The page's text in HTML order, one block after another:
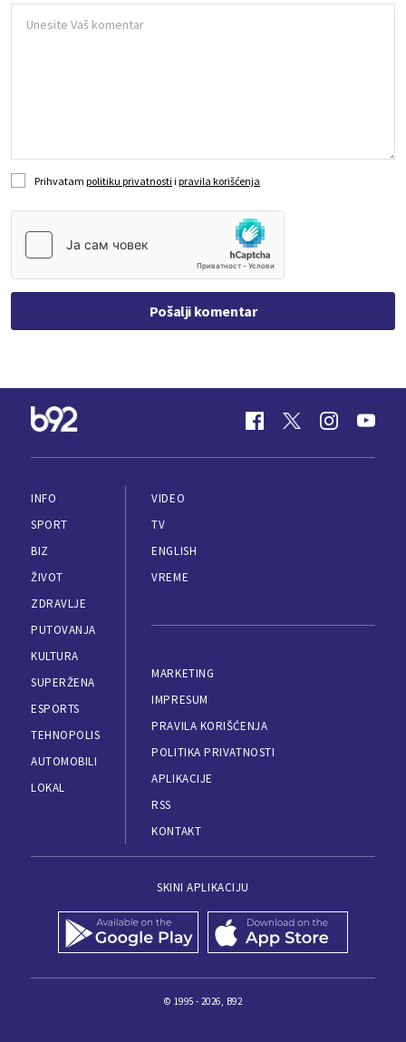
Prihvatam politiku privatnosti i pravila korišćenja
Pošalji komentar
INFO
SPORT
BIZ
ŽIVOT
ZDRAVLJE
PUTOVANJA
KULTURA
SUPERŽENA
ESPORTS
TEHNOPOLIS
AUTOMOBILI
LOKAL
VIDEO
TV
ENGLISH
VREME
MARKETING
IMPRESUM
PRAVILA KORIŠĆENJA
POLITIKA PRIVATNOSTI
APLIKACIJE
RSS
KONTAKT
SKINI APLIKACIJU
© 1995 - 2026, B92